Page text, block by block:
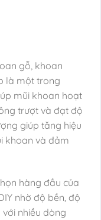
gỗ, khoan
là một trong
mũi khoan hoạt
trượt và đạt độ
giúp tăng hiệu
khoan và đảm
hàng đầu của
nhờ độ bền, độ
nhiều dòng